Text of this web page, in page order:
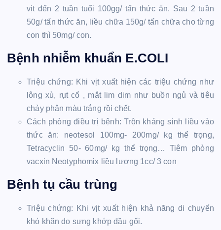
vịt đến 2 tuần tuổi 100gg/ tấn thức ăn. Sau 2 tuần
50g/ tấn thức ăn, liều chữa 150g/ tấn chữa cho từng
con thì 50mg/ con.
Bệnh nhiễm khuẩn E.COLI
Triệu chứng: Khi vịt xuất hiện các triệu chứng như
lông xù, rụt cổ , mắt lim dim như buồn ngủ và tiêu
chảy phân màu trắng rồi chết.
Cách phòng điều trị bệnh: Trộn kháng sinh liều vào
thức ăn: neotesol 100mg- 200mg/ kg thể trọng,
Tetracyclin 50- 60mg/ kg thể trọng… Tiêm phòng
vacxin Neotyphomix liều lượng 1cc/ 3 con
Bệnh tụ cầu trùng
Triệu chứng: Khi vịt xuất hiện khả năng di chuyển
khó khăn do sưng khớp đầu gối.